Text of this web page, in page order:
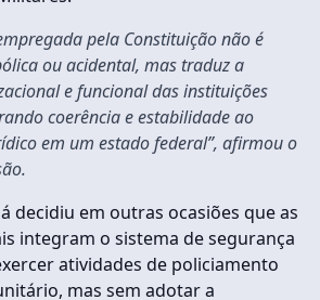
pela Constituição não é
ou acidental, mas traduz a
e funcional das instituições
coerência e estabilidade ao
em um estado federal”, afirmou o
decidiu em outras ocasiões que as
integram o sistema de segurança
atividades de policiamento
mas sem adotar a